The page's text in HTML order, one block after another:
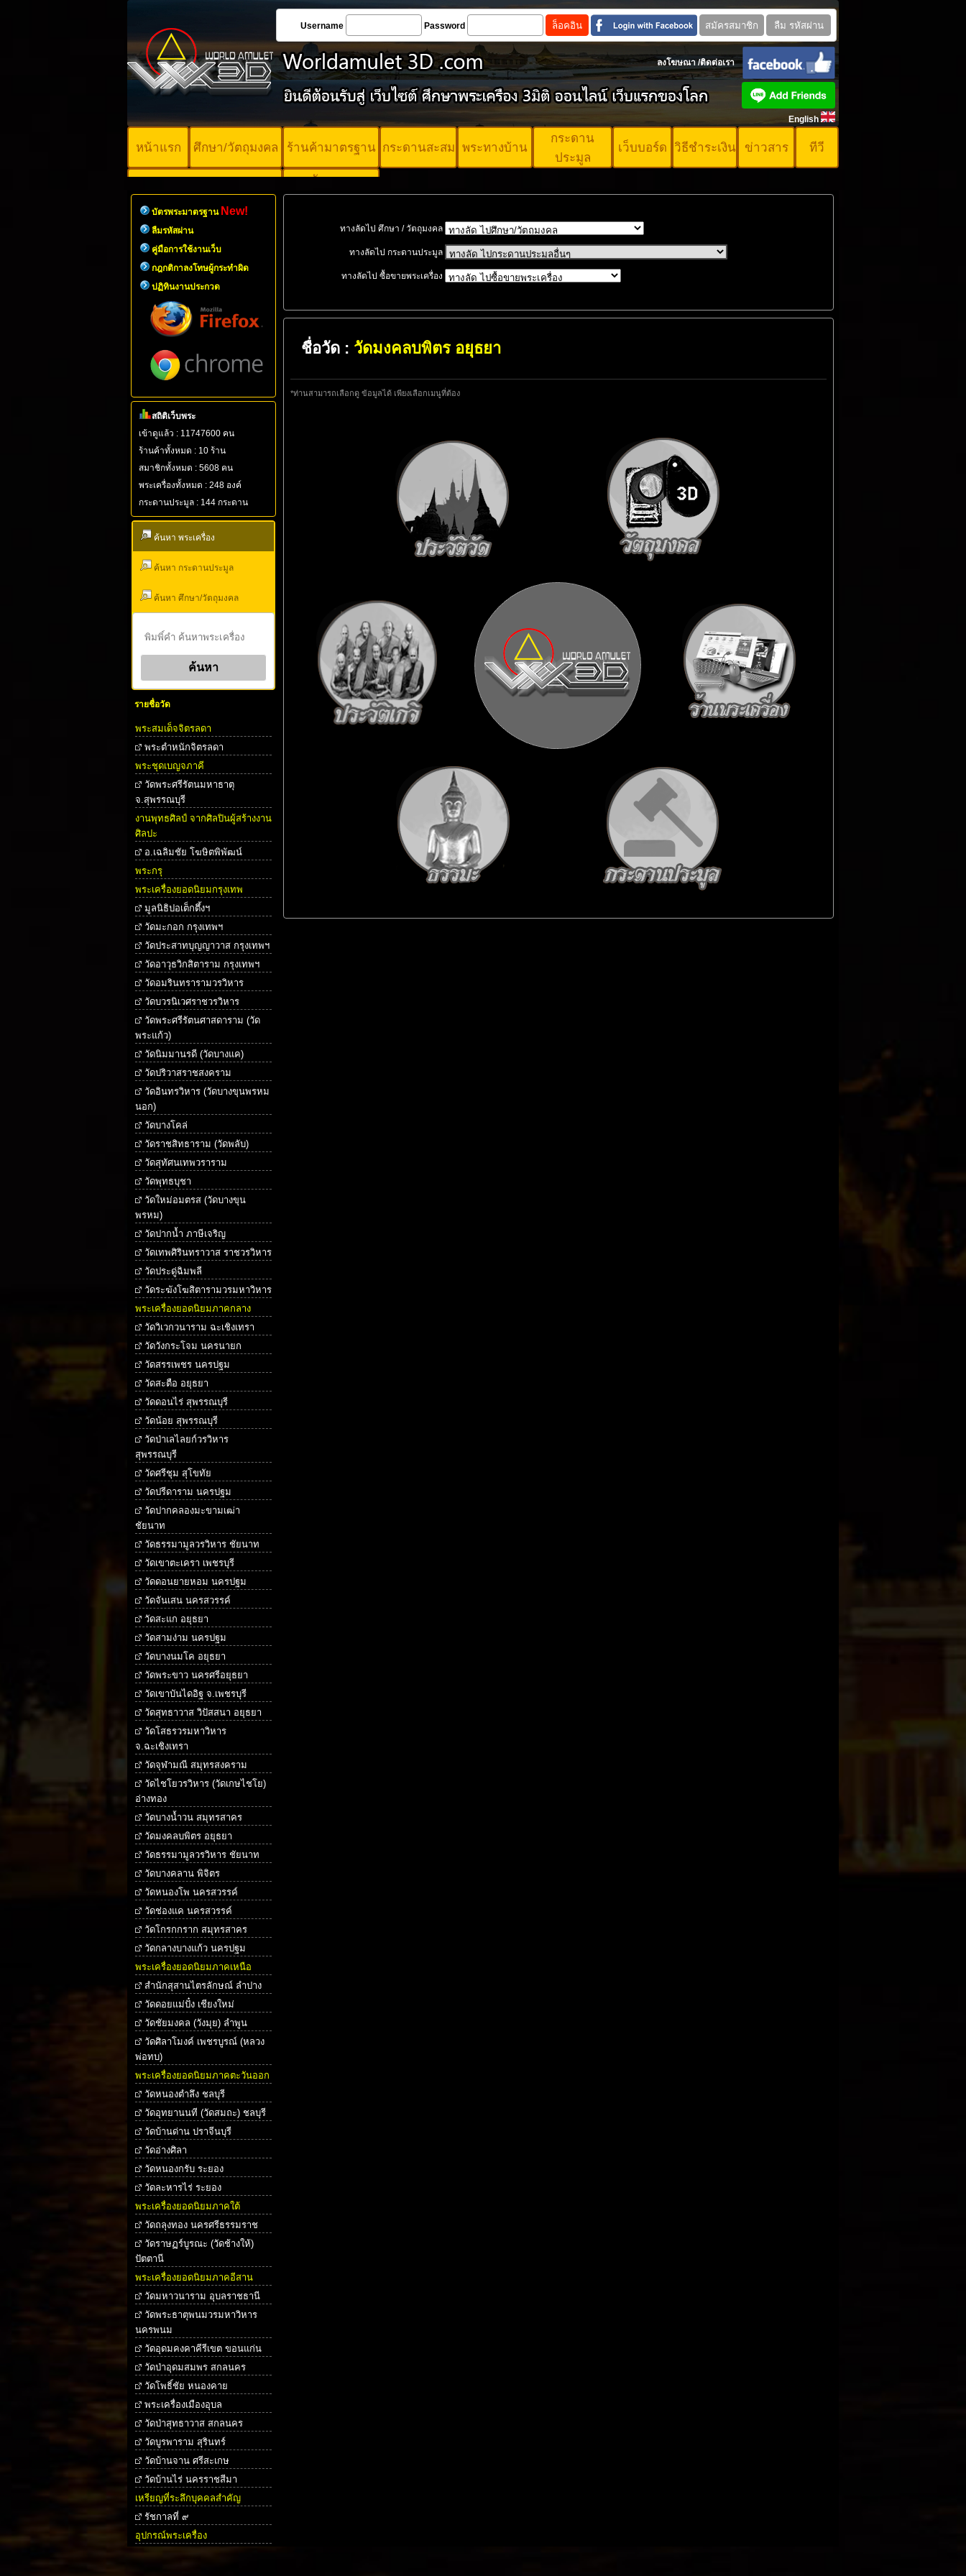
Username Password
ลงโฆษณา/ติดต่อเรา
English
หน้าแรก ศึกษา/วัตถุมงคล ร้านค้ามาตรฐาน กระดานสะสม พระทางบ้าน
กระดาน
ประมูล
เว็บบอร์ด วิธีชำระเงิน ข่าวสาร ทีวี
บัตรพระ
มาตรฐาน
บัตรพระมาตรฐาน New!
ลืมรหัสผ่าน
คู่มือการใช้งานเว็บ
กฎกติกาลงโทษผู้กระทำผิด
ปฏิทินงานประกวด
สถิติเว็บพระ
เข้าดูแล้ว : 11747600 คน
ร้านค้าทั้งหมด : 10 ร้าน
สมาชิกทั้งหมด : 5608 คน
พระเครื่องทั้งหมด : 248 องค์
กระดานประมูล : 144 กระดาน
ค้นหา พระเครื่อง
ค้นหา กระดานประมูล
ค้นหา ศึกษา/วัตถุมงคล
รายชื่อวัด
พระสมเด็จจิตรลดา
พระตําหนักจิตรลดา
พระชุดเบญจภาคี
วัดพระศรีรัตนมหาธาตุ
จ.สุพรรณบุรี
งานพุทธศิลป์ จากศิลปินผู้สร้างงาน
ศิลปะ
อ.เฉลิมชัย โฆษิตพิพัฒน์
พระกรุ
พระเครื่องยอดนิยมกรุงเทพ
มูลนิธิปอเต็กตึ้งฯ
วัดมะกอก กรุงเทพฯ
วัดประสาทบุญญาวาส กรุงเทพฯ
วัดอาวุธวิกสิตาราม กรุงเทพฯ
วัดอมรินทรารามวรวิหาร
วัดบวรนิเวศราชวรวิหาร
วัดพระศรีรัตนศาสดาราม (วัด
พระแก้ว)
วัดนิมมานรดี (วัดบางแค)
วัดปริวาสราชสงคราม
วัดอินทรวิหาร (วัดบางขุนพรหม
นอก)
วัดบางโคล่
วัดราชสิทธาราม (วัดพลับ)
วัดสุทัศนเทพวราราม
วัดพุทธบุชา
วัดใหม่อมตรส (วัดบางขุน
พรหม)
วัดปากน้ำ ภาษีเจริญ
วัดเทพศิรินทราวาส ราชวรวิหาร
วัดประดู่ฉิมพลี
วัดระฆังโฆสิตารามวรมหาวิหาร
พระเครื่องยอดนิยมภาคกลาง
วัดวิเวกวนาราม ฉะเชิงเทรา
วัดวังกระโจม นครนายก
วัดสรรเพชร นครปฐม
วัดสะตือ อยุธยา
วัดดอนไร่ สุพรรณบุรี
วัดน้อย สุพรรณบุรี
วัดป่าเลไลยก์วรวิหาร
สุพรรณบุรี
วัดศรีชุม สุโขทัย
วัดปรีดาราม นครปฐม
วัดปากคลองมะขามเฒ่า
ชัยนาท
วัดธรรมามูลวรวิหาร ชัยนาท
วัดเขาตะเครา เพชรบุรี
วัดดอนยายหอม นครปฐม
วัดจันเสน นครสวรรค์
วัดสะแก อยุธยา
วัดสามง่าม นครปฐม
วัดบางนมโค อยุธยา
วัดพระขาว นครศรีอยุธยา
วัดเขาบันไดอิฐ จ.เพชรบุรี
วัดสุทธาวาส วิปัสสนา อยุธยา
วัดโสธรวรมหาวิหาร
จ.ฉะเชิงเทรา
วัดจุฬามณี สมุทรสงคราม
วัดไชโยวรวิหาร (วัดเกษไชโย)
อ่างทอง
วัดบางน้ำวน สมุทรสาคร
วัดมงคลบพิตร อยุธยา
วัดธรรมามูลวรวิหาร ชัยนาท
วัดบางคลาน พิจิตร
วัดหนองโพ นครสวรรค์
วัดช่องแค นครสวรรค์
วัดโกรกกราก สมุทรสาคร
วัดกลางบางแก้ว นครปฐม
พระเครื่องยอดนิยมภาคเหนือ
สำนักสุสานไตรลักษณ์ ลำปาง
วัดดอยแม่ปั๋ง เชียงใหม่
วัดชัยมงคล (วังมุย) ลำพูน
วัดศิลาโมงค์ เพชรบูรณ์ (หลวง
พ่อทบ)
พระเครื่องยอดนิยมภาคตะวันออก
วัดหนองตำลึง ชลบุรี
วัดอุทยานนที (วัดสมถะ) ชลบุรี
วัดบ้านด่าน ปราจีนบุรี
วัดอ่างศิลา
วัดหนองกรับ ระยอง
วัดละหารไร่ ระยอง
พระเครื่องยอดนิยมภาคใต้
วัดถลุงทอง นครศรีธรรมราช
วัดราษฏร์บูรณะ (วัดช้างให้)
ปัตตานี
พระเครื่องยอดนิยมภาคอีสาน
วัดมหาวนาราม อุบลราชธานี
วัดพระธาตุพนมวรมหาวิหาร
นครพนม
วัดอุดมคงคาคีรีเขต ขอนแก่น
วัดป่าอุดมสมพร สกลนคร
วัดโพธิ์ชัย หนองคาย
พระเครื่องเมืองอุบล
วัดป่าสุทธาวาส สกลนคร
วัดบูรพาราม สุรินทร์
วัดบ้านจาน ศรีสะเกษ
วัดบ้านไร่ นครราชสีมา
เหรียญที่ระลึกบุคคลสำคัญ
รัชกาลที่ ๙
อุปกรณ์พระเครื่อง
ทางลัดไป ศึกษา / วัตถุมงคล
ทางลัดไป กระดานประมูล
ทางลัดไป ซื้อขายพระเครื่อง
ชื่อวัด : วัดมงคลบพิตร อยุธยา
*ท่านสามารถเลือกดู ข้อมูลได้ เพียงเลือกเมนูที่ต้อง